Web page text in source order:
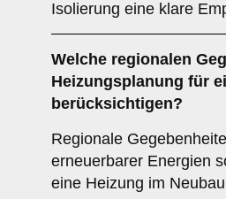
Isolierung eine klare
Welche regionalen
Heizungsplanung für
berücksichtigen?
Regionale
erneuerbarer Energien
eine Heizung im